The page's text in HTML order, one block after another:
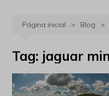
Página inicial Blog
Tag: jaguar